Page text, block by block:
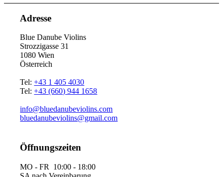
Adresse
Blue Danube Violins
Strozzigasse 31
1080 Wien
Österreich
Tel:+43 1 405 4030
Tel:+43 (660) 944 1658
info@bluedanubeviolins.com
bluedanubeviolins@gmail.com
Öffnungszeiten
MO - FR 10:00 - 18:00